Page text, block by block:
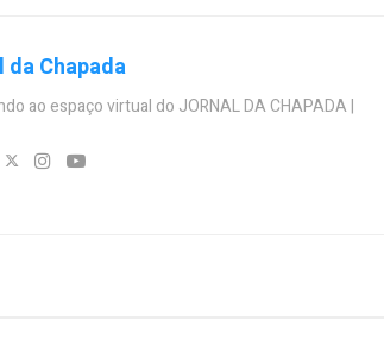
da Chapada
ao espaço virtual do JORNAL DA CHAPADA |